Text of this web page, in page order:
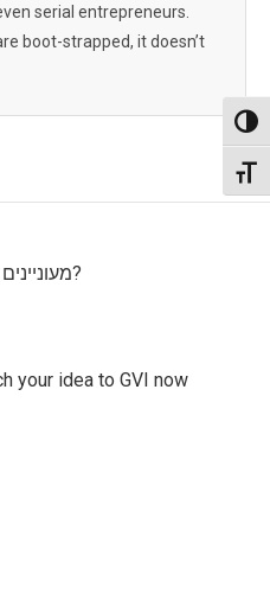
serial entrepreneurs.
boot-strapped, it doesn’t
מעוניינים לפרוץ לשוק הרוסי?
your idea to GVI now